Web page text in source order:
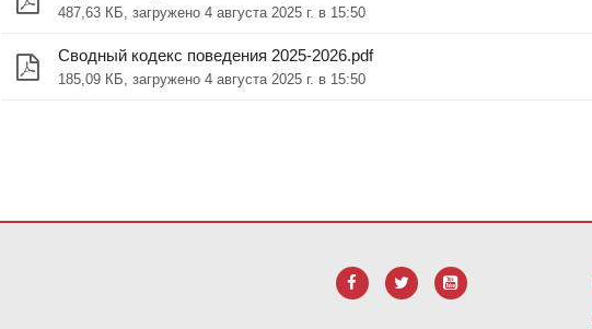
487,63 КБ, загружено 4 августа 2025 г. в 15:50
Сводный кодекс поведения 2025-2026.pdf
185,09 КБ, загружено 4 августа 2025 г. в 15:50